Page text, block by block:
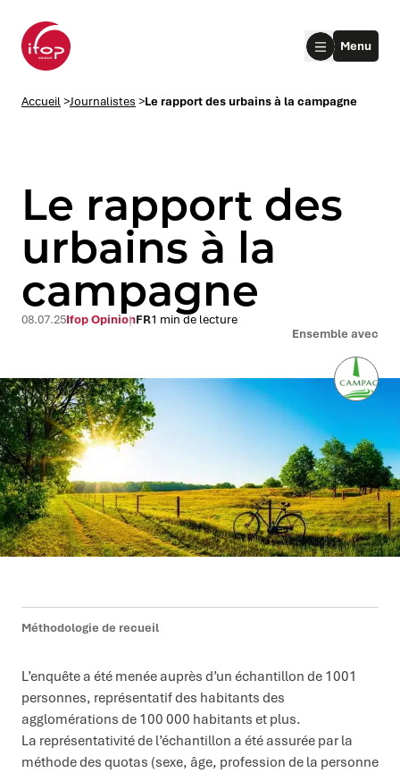
submenu
Menu
Accueil>Journalistes >Le rapport des urbains à la campagne
Le rapport des
urbains à la
campagne
Ensemble avec
08.07.25Ifop OpinionFR1 min de lecture
Méthodologie de recueil
L’enquête a été menée auprès d’un échantillon de 1001
personnes, représentatif des habitants des
agglomérations de 100 000 habitants et plus.
La représentativité de l’échantillon a été assurée par la
méthode des quotas (sexe, âge, profession de la personne